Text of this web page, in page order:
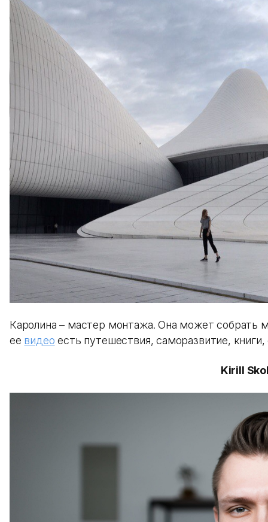
Каролина – мастер монтажа. Она может собрать
ее видео есть путешествия, саморазвитие,
Kirill